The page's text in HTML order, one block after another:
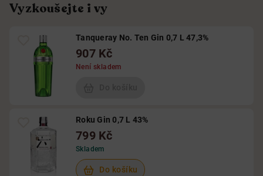
Vyzkoušejte i vy
Tanqueray No. Ten Gin 0,7 L 47,3%
907 Kč
Není skladem
Roku Gin 0,7 L 43%
799 Kč
Skladem
Do košíku